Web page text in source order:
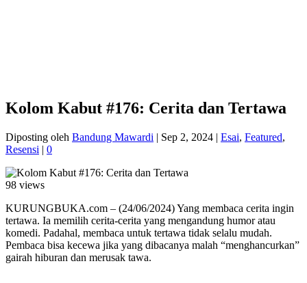
Kolom Kabut #176: Cerita dan Tertawa
Diposting oleh Bandung Mawardi | Sep 2, 2024 | Esai, Featured,
Resensi | 0
98 views
KURUNGBUKA.com – (24/06/2024) Yang membaca cerita ingin
tertawa. Ia memilih cerita-cerita yang mengandung humor atau
komedi. Padahal, membaca untuk tertawa tidak selalu mudah.
Pembaca bisa kecewa jika yang dibacanya malah “menghancurkan”
gairah hiburan dan merusak tawa.